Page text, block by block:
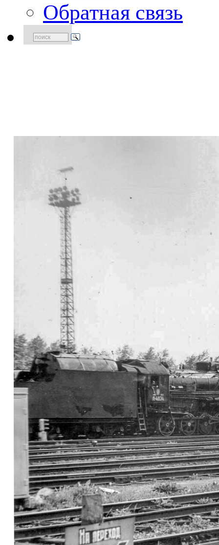
Обратная связь